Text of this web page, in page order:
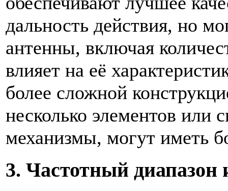
дальность действия, но
антенны, включая
влияет на её
более сложной
несколько элементов или
механизмы, могут иметь
3. Частотный диапазон